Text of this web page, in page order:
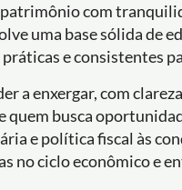
com
uma base sólida de
e consistentes
a enxergar, com
busca
e política fiscal às
no ciclo econômico e